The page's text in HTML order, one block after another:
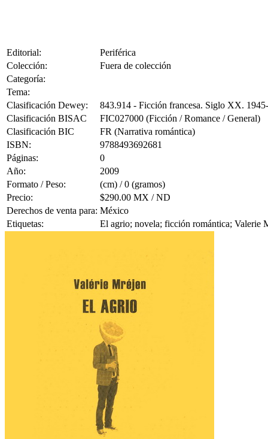
Editorial:
Periférica
Colección:
Fuera de colección
Categoría:
Tema:
Clasificación Dewey:
843.914 - Ficción francesa. Siglo XX.
Clasificación BISAC
FIC027000 (Ficción / Romance / General)
Clasificación BIC
FR (Narrativa romántica)
ISBN:
9788493692681
Páginas:
0
Año:
2009
Formato / Peso:
(cm) / 0 (gramos)
Precio:
$290.00 MX / ND
Derechos de venta para: México
Etiquetas:
El agrio; novela; ficción romántica; Valerie